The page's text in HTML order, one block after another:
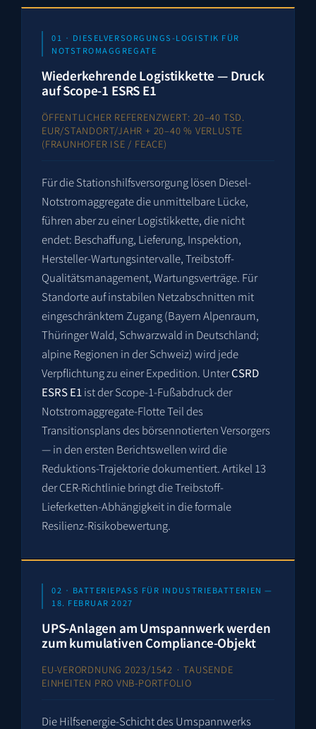
01 · DIESELVERSORGUNGS-LOGISTIK FÜR
NOTSTROMAGGREGATE
Wiederkehrende Logistikkette — Druck
auf Scope-1 ESRS E1
ÖFFENTLICHER REFERENZWERT: 20–40 TSD.
EUR/STANDORT/JAHR + 20–40 % VERLUSTE
(FRAUNHOFER ISE / FEACE)
Für die Stationshilfsversorgung lösen Diesel-
Notstromaggregate die unmittelbare Lücke,
führen aber zu einer Logistikkette, die nicht
endet: Beschaffung, Lieferung, Inspektion,
Hersteller-Wartungsintervalle, Treibstoff-
Qualitätsmanagement, Wartungsverträge. Für
Standorte auf instabilen Netzabschnitten mit
eingeschränktem Zugang (Bayern Alpenraum,
Thüringer Wald, Schwarzwald in Deutschland;
alpine Regionen in der Schweiz) wird jede
Verpflichtung zu einer Expedition. UnterCSRD
ESRS E1 ist der Scope-1-Fußabdruck der
Notstromaggregate-Flotte Teil des
Transitionsplans des börsennotierten Versorgers
— in den ersten Berichtswellen wird die
Reduktions-Trajektorie dokumentiert. Artikel 13
der CER-Richtlinie bringt die Treibstoff-
Lieferketten-Abhängigkeit in die formale
Resilienz-Risikobewertung.
02 · BATTERIEPASS FÜR INDUSTRIEBATTERIEN —
18. FEBRUAR 2027
UPS-Anlagen am Umspannwerk werden
zum kumulativen Compliance-Objekt
EU-VERORDNUNG 2023/1542 · TAUSENDE
EINHEITEN PRO VNB-PORTFOLIO
Die Hilfsenergie-Schicht des Umspannwerks